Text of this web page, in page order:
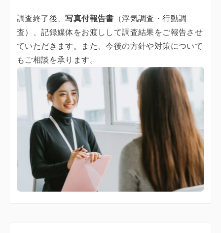
調査終了後、写真付報告書 （浮気調査・行動調
査）、記録媒体をお渡しして調査結果をご報告させ
ていただきます。また、今後の方針や対策について
もご相談を承ります。